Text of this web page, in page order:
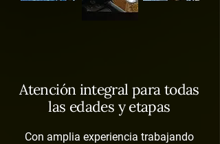
Atención integral para todas
las edades y etapas
Con amplia experiencia trabajando